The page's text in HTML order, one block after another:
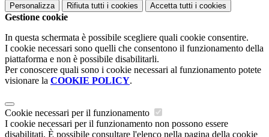
Personalizza Rifiuta tutti i cookies Accetta tutti i cookies
Gestione cookie
In questa schermata è possibile scegliere quali cookie consentire.
I cookie necessari sono quelli che consentono il funzionamento della
piattaforma e non è possibile disabilitarli.
Per conoscere quali sono i cookie necessari al funzionamento potete
visionare la COOKIE POLICY.
Cookie necessari per il funzionamento
I cookie necessari per il funzionamento non possono essere
disabilitati. È possibile consultare l'elenco nella pagina della cookie